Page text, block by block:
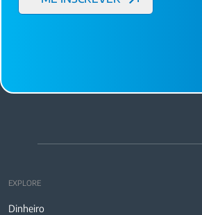
EXPLORE
Dinheiro